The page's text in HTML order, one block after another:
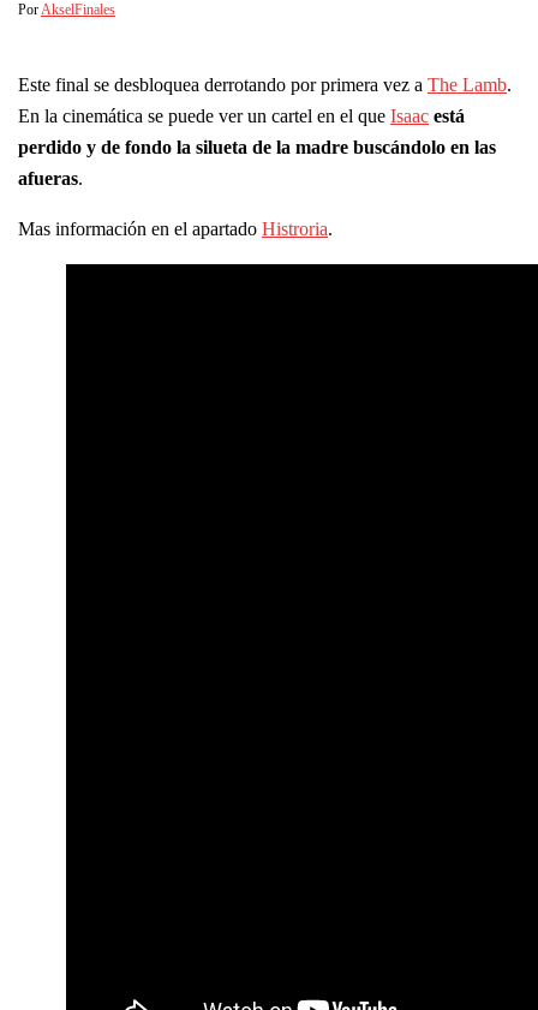
PorAkselFinales
Este final se desbloquea derrotando por primera vez a The Lamb.
En la cinemática se puede ver un cartel en el que Isaac está
perdido y de fondo la silueta de la madre buscándolo en las
afueras.
Mas información en el apartado Histroria.